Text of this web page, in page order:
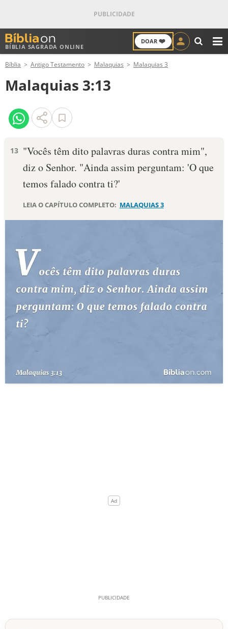
BÍBLIA SAGRADA ONLINE
DOAR ❤️
ANTIGO TESTAMENTO
NOVO TESTAMENTO
VERSÍCULOS
PALAVRA DO DIA
DEVOCIONAL DIÁRIO
10 MANDAMENTOS
ESTUDOS BÍBLICOS
ESBOÇOS DE PREGAÇÃO
TEMAS
TERMO BÍBLICO
Bíblia Antigo Testamento Malaquias Malaquias 3
Malaquias 3:13
13 "Vocês têm dito palavras duras contra mim",
diz o Senhor. "Ainda assim perguntam: 'O que
temos falado contra ti?'
LEIA O CAPÍTULO COMPLETO: MALAQUIAS 3